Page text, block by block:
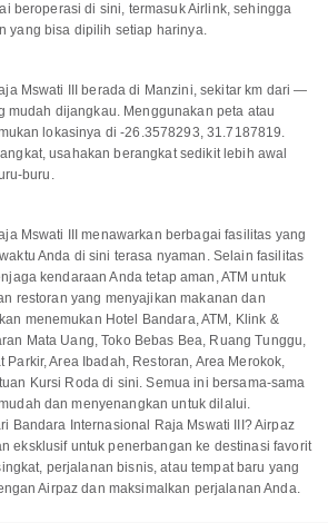
beroperasi di sini, termasuk Airlink, sehingga
yang bisa dipilih setiap harinya.
Mswati III berada di Manzini, sekitar km dari —
mudah dijangkau. Menggunakan peta atau
lokasinya di -26.3578293, 31.7187819.
usahakan berangkat sedikit lebih awal
buru.
Mswati III menawarkan berbagai fasilitas yang
Anda di sini terasa nyaman. Selain fasilitas
kendaraan Anda tetap aman, ATM untuk
restoran yang menyajikan makanan dan
menemukan Hotel Bandara, ATM, Klink &
Mata Uang, Toko Bebas Bea, Ruang Tunggu,
Parkir, Area Ibadah, Restoran, Area Merokok,
Kursi Roda di sini. Semua ini bersama-sama
dan menyenangkan untuk dilalui.
Bandara Internasional Raja Mswati III? Airpaz
eksklusif untuk penerbangan ke destinasi favorit
perjalanan bisnis, atau tempat baru yang
Airpaz dan maksimalkan perjalanan Anda.